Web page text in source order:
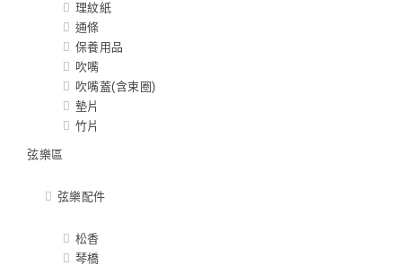
理紋紙
通條
保養用品
吹嘴
吹嘴蓋(含束圈)
墊片
竹片
弦樂區
弦樂配件
松香
琴橋